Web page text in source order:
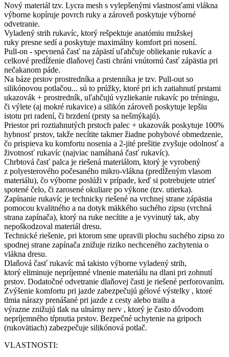
Nový materiál tzv. Lycra mesh s vylepšenými vlastnosťami vlákna
výborne kopíruje povrch ruky a zároveň poskytuje výborné
odvetranie.
Vyladený strih rukavíc, ktorý rešpektuje anatómiu mužskej
ruky presne sedí a poskytuje maximálny komfort pri nosení.
Pull-on - spevnená časť na zápästí uľahčuje obliekanie rukavíc a
celkové predĺženie dlaňovej časti chráni vnútornú časť zápästia pri
nečakanom páde.
Na báze prstov prostredníka a prstenníka je tzv. Pull-out so
silikónovou potlačou... sú to prúžky, ktoré pri ich zatiahnutí prstami
ukazovák + prostredník, uľahčujú vyzliekanie rukavíc po tréningu,
či výlete (aj mokré rukavice) a silikón zároveň poskytuje lepšiu
istotu pri radení, či brzdení (prsty sa nešmýkajú).
Priestor pri roztiahnutých prstoch palec + ukazovák poskytuje 100%
hybnosť prstov, takže necítite takmer žiadne pohybové obmedzenie,
čo prispieva ku komfortu nosenia a 2-jité prešitie zvyšuje odolnosť a
životnosť rukavíc (najviac namáhaná časť rukavíc).
Chrbtová časť palca je riešená materiálom, ktorý je vyrobený
z polyesterového počesaného mikro-vlákna (predĺženým vlasom
materiálu), čo výborne poslúži v prípade, keď si potrebujete utrieť
spotené čelo, či zarosené okuliare po výkone (tzv. utierka).
Zapínanie rukavíc je technicky riešené na vrchnej strane zápästia
pomocou kvalitného a na dotyk mäkkého suchého zipsu (vrchná
strana zapínača), ktorý na ruke necítite a je vyvinutý tak, aby
nepoškodzoval materiál dresu.
Technické riešenie, pri ktorom sme upravili plochu suchého zipsu zo
spodnej strane zapínača znižuje riziko nechceného zachytenia o
vlákna dresu.
Dlaňová časť rukavíc má takisto výborne vyladený strih,
ktorý eliminuje nepríjemné vlnenie materiálu na dlani pri zohnutí
prstov. Dodatočné odvetranie dlaňovej časti je riešené perforovaním.
Zvýšenie komfortu pri jazde zabezpečujú gélové výstelky , ktoré
tlmia nárazy prenášané pri jazde z cesty alebo trailu a
výrazne znižujú tlak na ulnárny nerv , ktorý je často dôvodom
nepríjemného tŕpnutia prstov. Bezpečné uchytenie na gripoch
(rukovätiach) zabezpečuje silikónová potlač.
VLASTNOSTI: